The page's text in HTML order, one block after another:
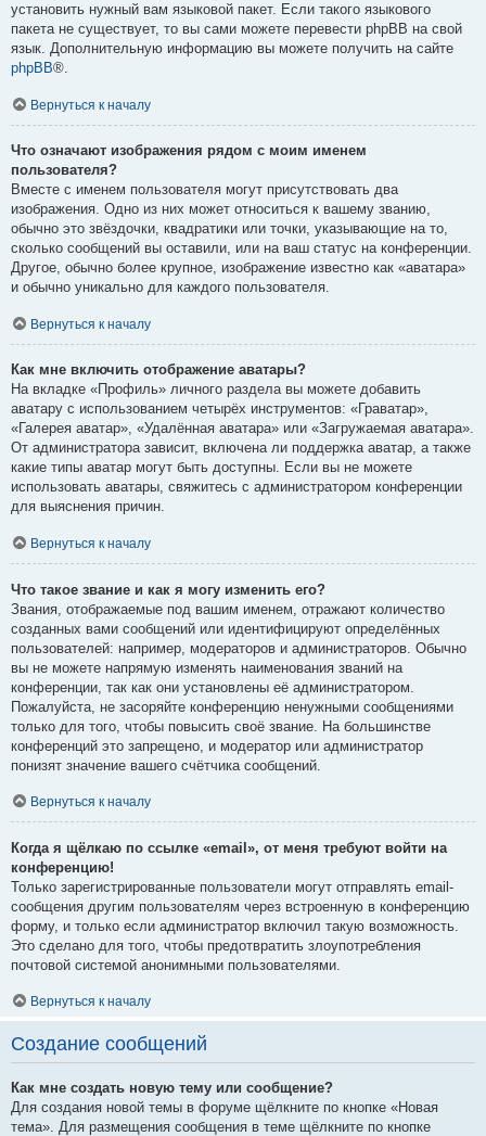
установить нужный вам языковой пакет. Если такого языкового
пакета не существует, то вы сами можете перевести phpBB на свой
язык. Дополнительную информацию вы можете получить на сайте
phpBB®.
Вернуться к началу
Что означают изображения рядом с моим именем
пользователя?
Вместе с именем пользователя могут присутствовать два
изображения. Одно из них может относиться к вашему званию,
обычно это звёздочки, квадратики или точки, указывающие на то,
сколько сообщений вы оставили, или на ваш статус на конференции.
Другое, обычно более крупное, изображение известно как «аватара»
и обычно уникально для каждого пользователя.
Вернуться к началу
Как мне включить отображение аватары?
На вкладке «Профиль» личного раздела вы можете добавить
аватару с использованием четырёх инструментов: «Граватар»,
«Галерея аватар», «Удалённая аватара» или «Загружаемая аватара».
От администратора зависит, включена ли поддержка аватар, а также
какие типы аватар могут быть доступны. Если вы не можете
использовать аватары, свяжитесь с администратором конференции
для выяснения причин.
Вернуться к началу
Что такое звание и как я могу изменить его?
Звания, отображаемые под вашим именем, отражают количество
созданных вами сообщений или идентифицируют определённых
пользователей: например, модераторов и администраторов. Обычно
вы не можете напрямую изменять наименования званий на
конференции, так как они установлены её администратором.
Пожалуйста, не засоряйте конференцию ненужными сообщениями
только для того, чтобы повысить своё звание. На большинстве
конференций это запрещено, и модератор или администратор
понизят значение вашего счётчика сообщений.
Вернуться к началу
Когда я щёлкаю по ссылке «email», от меня требуют войти на
конференцию!
Только зарегистрированные пользователи могут отправлять email-
сообщения другим пользователям через встроенную в конференцию
форму, и только если администратор включил такую возможность.
Это сделано для того, чтобы предотвратить злоупотребления
почтовой системой анонимными пользователями.
Вернуться к началу
Создание сообщений
Как мне создать новую тему или сообщение?
Для создания новой темы в форуме щёлкните по кнопке «Новая
тема». Для размещения сообщения в теме щёлкните по кнопке